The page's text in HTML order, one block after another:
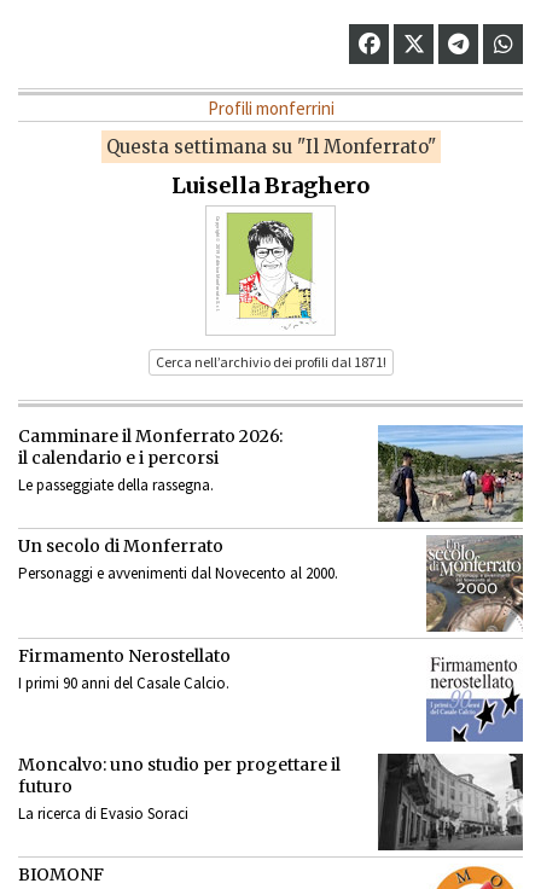
Profili monferrini
Questa settimana su "Il Monferrato"
Luisella Braghero
Cerca nell’archivio dei profili dal 1871!
Camminare il Monferrato 2026:
il calendario e i percorsi
Le passeggiate della rassegna.
Un secolo di Monferrato
Personaggi e avvenimenti dal Novecento al 2000.
Firmamento Nerostellato
I primi 90 anni del Casale Calcio.
Moncalvo: uno studio per progettare il
futuro
La ricerca di Evasio Soraci
BIOMONF